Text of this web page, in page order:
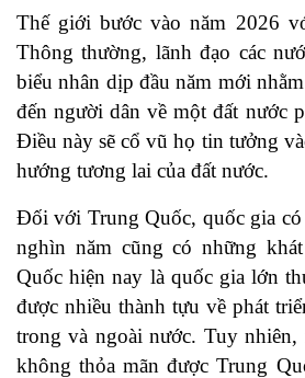
Thế giới bước vào năm 2026
Thông thường, lãnh đạo các
biểu nhân dịp đầu năm mới
đến người dân về một đất nước
Điều này sẽ cổ vũ họ tin tưởng
hướng tương lai của đất nước.
Đối với Trung Quốc, quốc gia
nghìn năm cũng có những
Quốc hiện nay là quốc gia lớn
được nhiều thành tựu về phát
trong và ngoài nước. Tuy
không thỏa mãn được Trung